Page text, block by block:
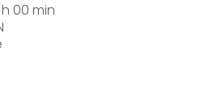
h 00 min